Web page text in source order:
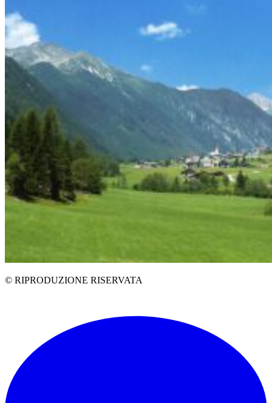
© RIPRODUZIONE RISERVATA